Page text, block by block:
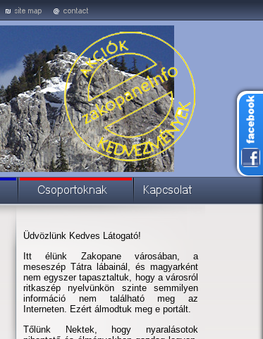
Üdvözlünk Kedves Látogató!
Itt élünk Zakopane városában, a
meseszép Tátra lábainál, és magyarként
nem egyszer tapasztaltuk, hogy a városról
ritkaszép nyelvünkön szinte semmilyen
információ nem található meg az
Interneten. Ezért álmodtuk meg e portált.
Tőlünk Nektek, hogy nyaralásotok